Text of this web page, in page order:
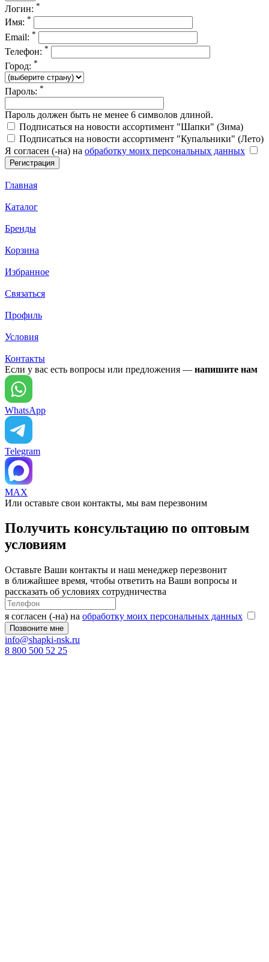
Логин: *
Имя: *
Email: *
Телефон: *
Город: *
Пароль: *
Пароль должен быть не менее 6 символов длиной.
Подписаться на новости ассортимент "Шапки" (Зима)
Подписаться на новости ассортимент "Купальники" (Лето)
Я согласен (-на) на обработку моих персональных данных
Главная
Каталог
Бренды
Корзина
Избранное
Связаться
Профиль
Условия
Контакты
Если у вас есть вопросы или предложения — напишите нам
WhatsApp
Telegram
MAX
Или оставьте свои контакты, мы вам перезвоним
Получить консультацию по оптовым
условиям
Оставьте Ваши контакты и наш менеджер перезвонит
в ближайшее время, чтобы ответить на Ваши вопросы и
рассказать об условиях сотрудничества
я согласен (-на) на обработку моих персональных данных
info@shapki-nsk.ru
8 800 500 52 25